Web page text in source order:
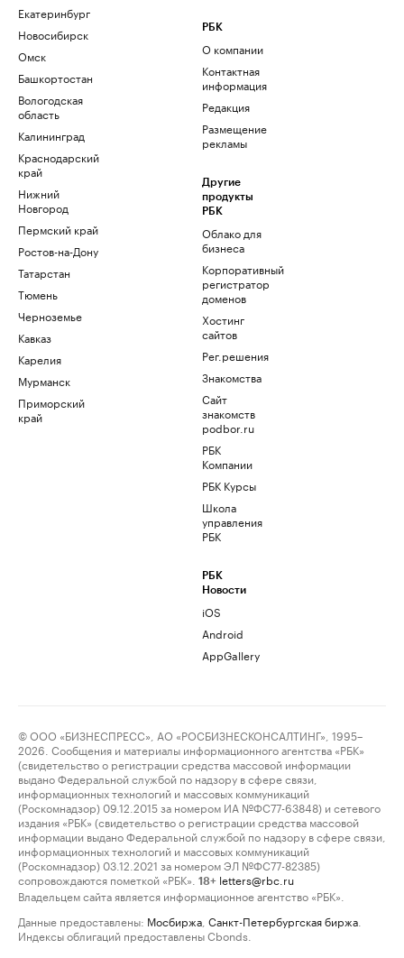
Екатеринбург
Новосибирск
Омск
Башкортостан
Вологодская
область
Калининград
Краснодарский
край
Нижний
Новгород
Пермский край
Ростов-на-Дону
Татарстан
Тюмень
Черноземье
Кавказ
Карелия
Мурманск
Приморский
край
РБК
О компании
Контактная
информация
Редакция
Размещение
рекламы
Другие
продукты
РБК
Облако для
бизнеса
Корпоративный
регистратор
доменов
Хостинг
сайтов
Рег.решения
Знакомства
Сайт
знакомств
podbor.ru
РБК
Компании
РБК Курсы
Школа
управления
РБК
РБК
Новости
iOS
Android
AppGallery
© ООО «БИЗНЕСПРЕСС», АО «РОСБИЗНЕСКОНСАЛТИНГ», 1995–
2026. Сообщения и материалы информационного агентства «РБК»
(свидетельство о регистрации средства массовой информации
выдано Федеральной службой по надзору в сфере связи,
информационных технологий и массовых коммуникаций
(Роскомнадзор) 09.12.2015 за номером ИА №ФС77-63848) и сетевого
издания «РБК» (свидетельство о регистрации средства массовой
информации выдано Федеральной службой по надзору в сфере связи,
информационных технологий и массовых коммуникаций
(Роскомнадзор) 03.12.2021 за номером ЭЛ №ФС77-82385)
сопровождаются пометкой «РБК».
18+ letters@rbc.ru
Владельцем сайта является информационное агентство «РБК».
Данные предоставлены: Мосбиржа Санкт-Петербургская биржа
Индексы облигаций предоставлены Cbonds.